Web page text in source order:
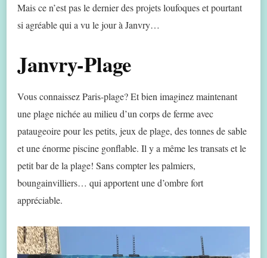
Mais ce n’est pas le dernier des projets loufoques et pourtant
si agréable qui a vu le jour à Janvry…
Janvry-Plage
Vous connaissez Paris-plage? Et bien imaginez maintenant
une plage nichée au milieu d’un corps de ferme avec
pataugeoire pour les petits, jeux de plage, des tonnes de sable
et une énorme piscine gonflable. Il y a même les transats et le
petit bar de la plage! Sans compter les palmiers,
boungainvilliers… qui apportent une d’ombre fort
appréciable.